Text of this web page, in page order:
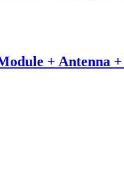
+ Antenna